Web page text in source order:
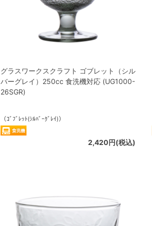
グラスワークスクラフト ゴブレット（シル
バーグレイ）250cc 食洗機対応 (UG1000-
26SGR)
（ｺﾞﾌﾞﾚｯﾄ(ｼﾙﾊﾞｰｸﾞﾚｲ)）
2,420円(税込)